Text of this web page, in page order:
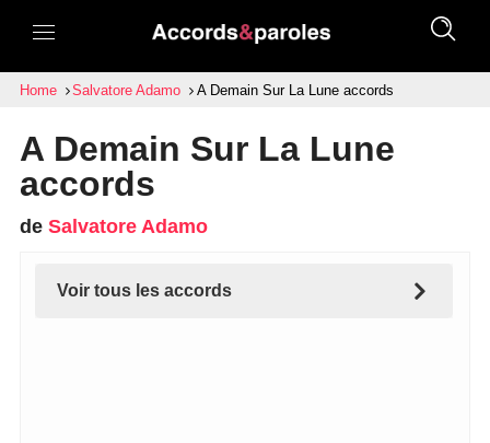
Home Salvatore Adamo A Demain Sur La Lune accords
A Demain Sur La Lune
accords
de Salvatore Adamo
Voir tous les accords